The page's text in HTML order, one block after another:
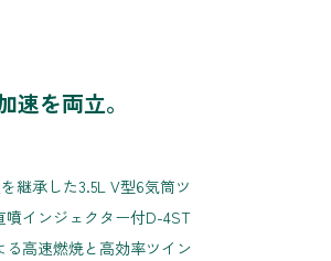
を両立。
継承した3.5L V型6気筒ツ
インジェクター付D-4ST
高速燃焼と高効率ツイン